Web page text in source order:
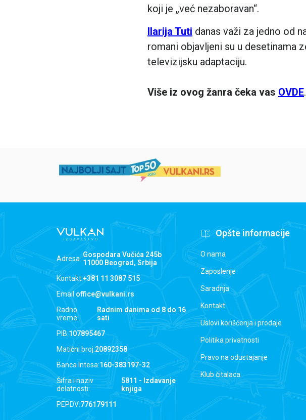
koji je „već nezaboravan“.
Ilarija Tuti danas važi za jedno od
romani objavljeni su u desetinama
televizijsku adaptaciju.
Više iz ovog žanra čeka vas OVDE.
Adresa :Gospodara Vučića 245b
11000 Beograd, Srbija
Kontakt:+381 11 3087 515
Email:office@vulkani.rs
Radno
vreme:
Radnim danima od 8 do 16
sati
PIB:107895467
Matični broj:20892358
Banca Intesa:160-383197-32
Šifra i naziv
delatnosti:
5811 - Izdavanje
knjiga
PEPDV:776179111
Opšte informacije
O nama
Zaposlenje
Saradnja
Kontakt
Uslovi korišćenja i prodaje
Politika privatnosti
Pravo na odustajanje
Klub čitalaca